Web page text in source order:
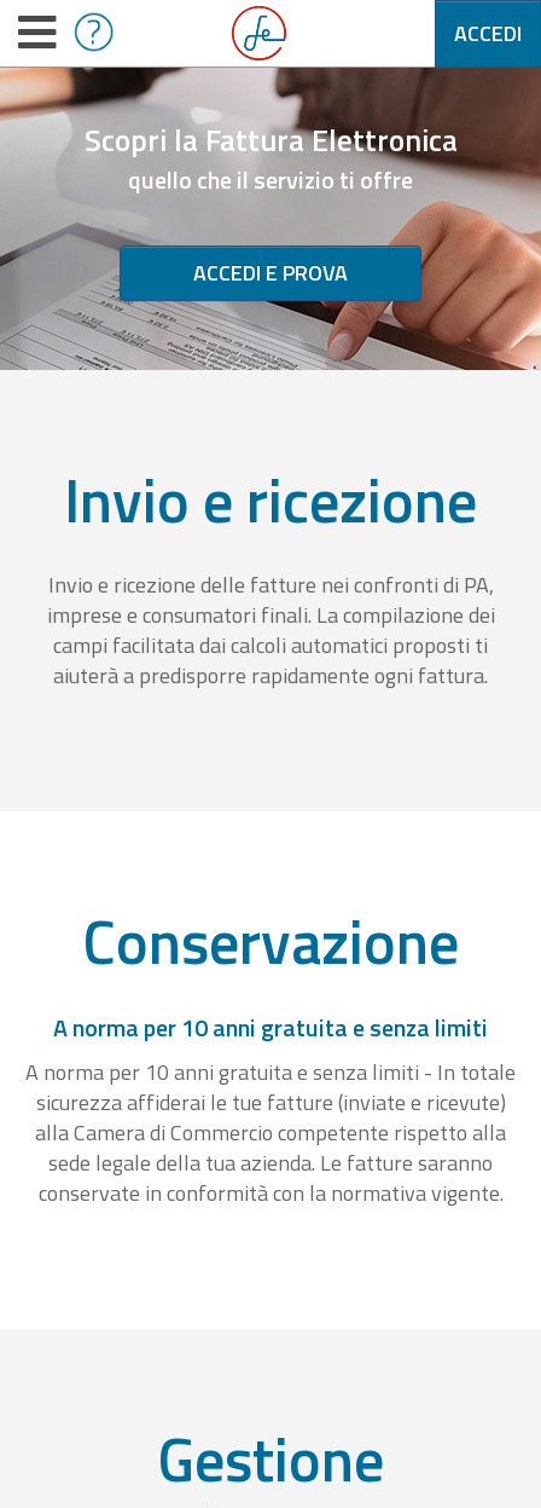
ACCEDI
Scopri la Fattura Elettronica
quello che il servizio ti offre
ACCEDI E PROVA
Invio e ricezione
Invio e ricezione delle fatture nei confronti di PA,
imprese e consumatori finali. La compilazione dei
campi facilitata dai calcoli automatici proposti ti
aiuterà a predisporre rapidamente ogni fattura.
Conservazione
A norma per 10 anni gratuita e senza limiti
A norma per 10 anni gratuita e senza limiti - In totale
sicurezza affiderai le tue fatture (inviate e ricevute)
alla Camera di Commercio competente rispetto alla
sede legale della tua azienda. Le fatture saranno
conservate in conformità con la normativa vigente.
Gestione